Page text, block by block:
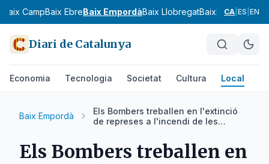
Baix CampBaix EbreBaix EmpordàBaix LlobregatBaix Penedès
CA ES EN
Diari de Catalunya
Economia Tecnologia Societat Cultura Local
Baix Empordà
Els Bombers treballen en l'extinció
de represes a l'incendi de les
Els Bombers treballen en